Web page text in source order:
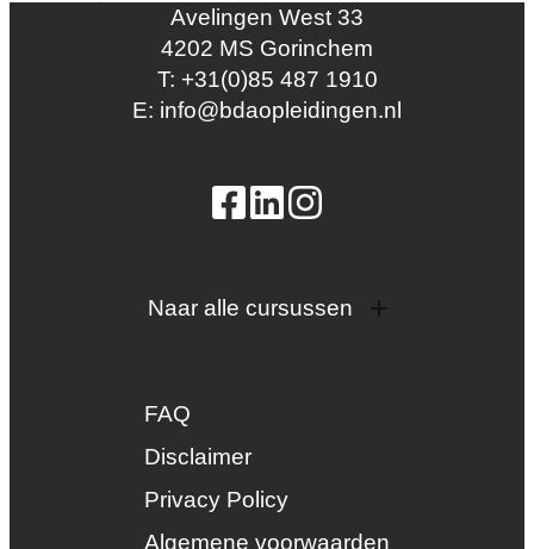
Avelingen West 33
4202 MS Gorinchem
T: +31(0)85 487 1910
E: info@bdaopleidingen.nl
Naar alle cursussen
Zonne-energie
Duurzaamheid
Veiligheid
FAQ
Disclaimer
Privacy Policy
Algemene voorwaarden